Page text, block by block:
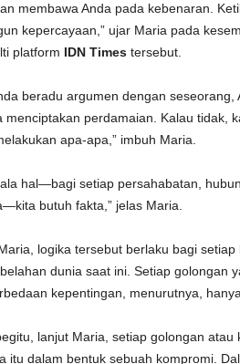
membawa Anda pada kebenaran.
kepercayaan,” ujar Maria pada
platform IDN Times tersebut.
beradu argumen dengan
menciptakan perdamaian. Kalau tidak,
apa-apa,” imbuh Maria.
hal—bagi setiap persahabatan,
butuh fakta,” jelas Maria.
logika tersebut berlaku bagi
dunia saat ini. Setiap golongan
kepentingan, menurutnya,
lanjut Maria, setiap golongan
itu dalam bentuk sebuah kompromi.